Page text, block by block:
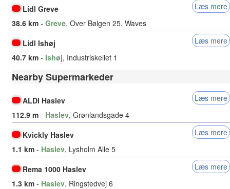
Lidl Greve
Læs mere
38.6 km - Greve, Over Bølgen 25, Waves
Lidl Ishøj
Læs mere
40.7 km - Ishøj, Industriskellet 1
Nearby Supermarkeder
ALDI Haslev
Læs mere
112.9 m - Haslev, Grønlandsgade 4
Kvickly Haslev
Læs mere
1.1 km - Haslev, Lysholm Alle 5
Rema 1000 Haslev
Læs mere
1.3 km - Haslev, Ringstedvej 6